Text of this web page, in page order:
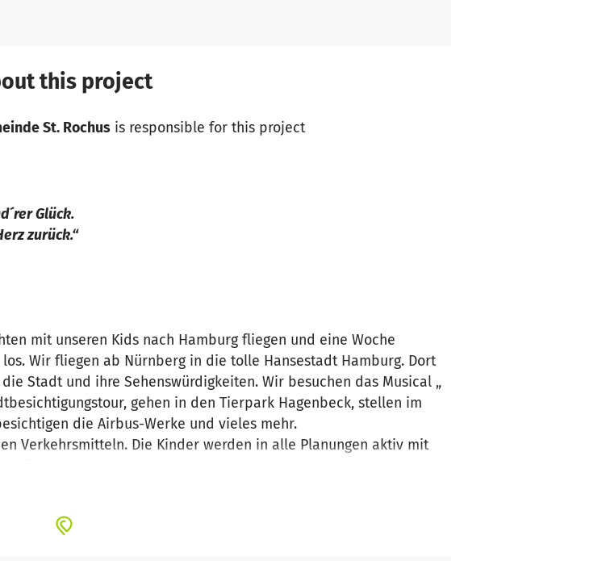
this project
St. Rochusis responsible for this project
Glück.
zurück.“
mit unseren Kids nach Hamburg fliegen und eine Woche
Wir fliegen ab Nürnberg in die tolle Hansestadt Hamburg. Dort
Stadt und ihre Sehenswürdigkeiten. Wir besuchen das Musical „
gehen in den Tierpark Hagenbeck, stellen im
die Airbus-Werke und vieles mehr.
Verkehrsmitteln. Die Kinder werden in alle Planungen aktiv mit
keinen Familienausflug oder Urlaub leisten können. Sie sind